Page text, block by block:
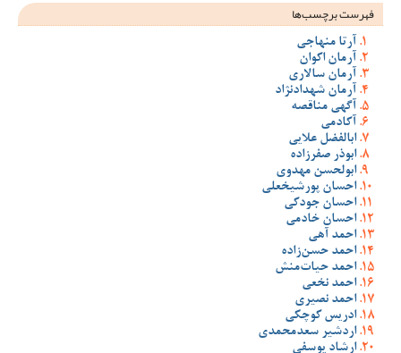
فهرست برچسب‌ها
آرتا منهاجی
آرمان اکوان
آرمان سالاری
آرمان شهدادنژاد
آگهی مناقصه
آکادمی
ابالفضل علایی
ابوذر صفرزاده
ابولحسن مهدوی
احسان پورشیخعلی
احسان جودکی
احسان خادمی
احمد آهی
احمد حسن‌زاده
احمد حیات‌منش
احمد نخعی
احمد نصیری
ادریس کوچکی
اردشیر سعدمحمدی
ارشاد یوسفی